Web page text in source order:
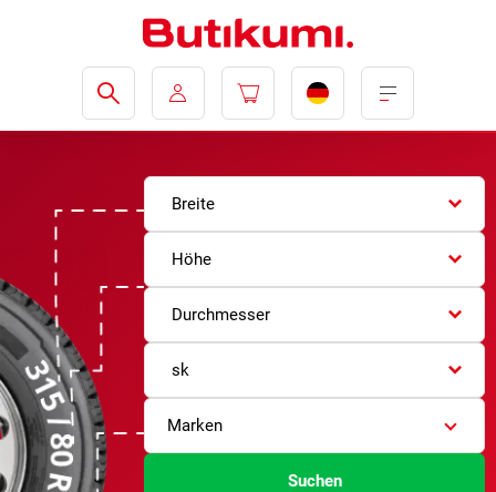
Breite
Höhe
Durchmesser
sk
Marken
Suchen